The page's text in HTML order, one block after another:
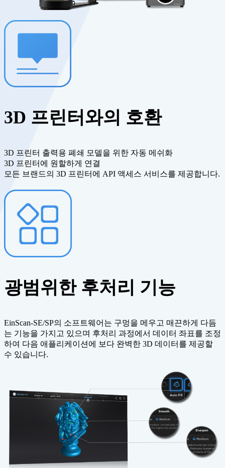
3D 프린터와의 호환
3D 프린터 출력용 폐쇄 모델을 위한 자동 메쉬화
3D 프린터에 원할하게 연결
모든 브랜드의 3D 프린터에 API 액세스 서비스를 제공합니다.
광범위한 후처리 기능
EinScan-SE/SP의 소프트웨어는 구멍을 메우고 매끈하게 다듬
는 기능을 가지고 있으며 후처리 과정에서 데이터 좌표를 조정
하여 다음 애플리케이션에 보다 완벽한 3D 데이터를 제공할
수 있습니다.